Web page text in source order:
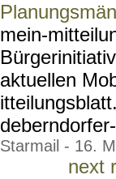
mein-
aktuellen
Starmail - 16.
next